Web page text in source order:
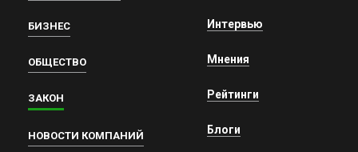
БИЗНЕС
ОБЩЕСТВО
ЗАКОН
НОВОСТИ КОМПАНИЙ
Интервью
Мнения
Рейтинги
Блоги